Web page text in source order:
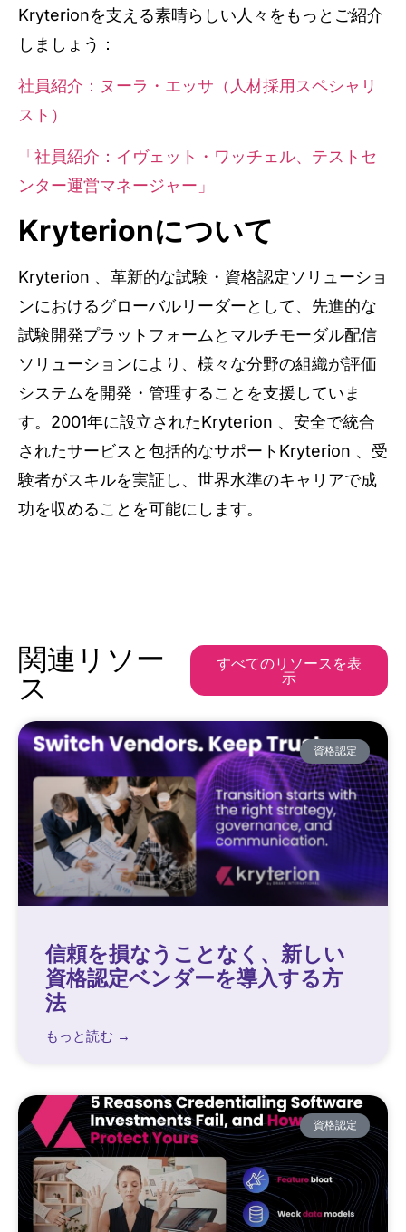
Kryterionを支える素晴らしい人々をもっとご紹介
しましょう：
社員紹介：ヌーラ・エッサ（人材採用スペシャリ
スト）
「社員紹介：イヴェット・ワッチェル、テストセ
ンター運営マネージャー」
Kryterionについて
Kryterion 、革新的な試験・資格認定ソリューショ
ンにおけるグローバルリーダーとして、先進的な
試験開発プラットフォームとマルチモーダル配信
ソリューションにより、様々な分野の組織が評価
システムを開発・管理することを支援していま
す。2001年に設立されたKryterion 、安全で統合
されたサービスと包括的なサポートKryterion 、受
験者がスキルを実証し、世界水準のキャリアで成
功を収めることを可能にします。
関連リソー
ス
すべてのリソースを表
示
資格認定
信頼を損なうことなく、新しい
資格認定ベンダーを導入する方
法
もっと読む →
資格認定